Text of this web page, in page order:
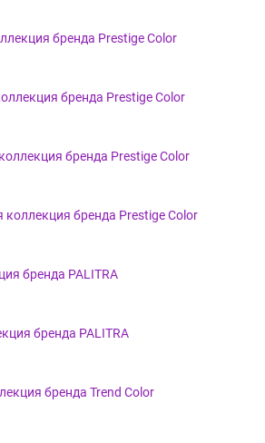
бренда Prestige Color
бренда Prestige Color
бренда Prestige Color
коллекция бренда Prestige Color
бренда PALITRA
бренда PALITRA
бренда Trend Color